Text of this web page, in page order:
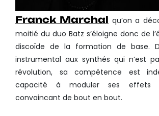
Franck Marchal qu’on a
moitié du duo Batz s’éloigne donc de
discoïde de la formation de base.
instrumental aux synthés qui n’est
révolution, sa compétence est
capacité à moduler ses effets
convaincant de bout en bout.